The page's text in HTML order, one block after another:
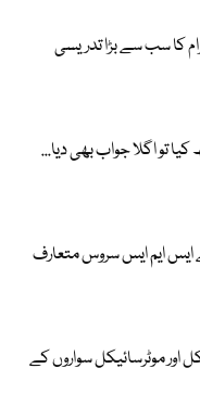
کا سب سے بڑا تدریسی
تو اگلا جواب بھی دیا...
ایس ایم ایس سروس متعارف
اور موٹرسائیکل سواروں کے